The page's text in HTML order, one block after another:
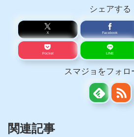
シェアする
X Facebook
Pocket LINE
スマジョをフォロ
関連記事